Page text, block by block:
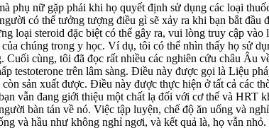
phụ nữ gặp phải khi họ quyết định sử dụng các loại
có thể tưởng tượng điều gì sẽ xảy ra khi bạn bắt
loại steroid đặc biệt có thể gây ra, vui lòng truy cập
chúng trong y học. Ví dụ, tôi có thể nhìn thấy họ sử
cùng, tôi đã đọc rất nhiều các nghiên cứu châu Âu
testoterone trên lâm sàng. Điều này được gọi là Liệu
sản xuất được. Điều này được thực hiện ở tất cả các
vẫn đang giới thiệu một chất lạ đối với cơ thể và HRT
bàn tán về nó. Việc tập luyện, chế độ ăn uống và
và hầu như không nghỉ ngơi, và kết quả là, họ vẫn